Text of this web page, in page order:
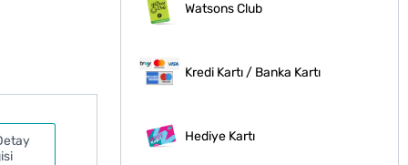
Watsons Club
Kredi Kartı / Banka Kartı
Hediye Kartı